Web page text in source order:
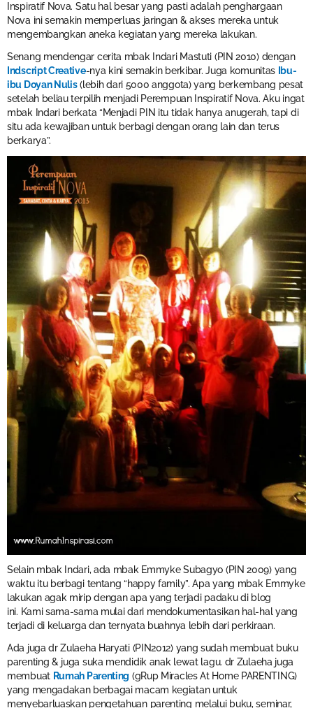
Inspiratif Nova. Satu hal besar yang pasti adalah penghargaan
Nova ini semakin memperluas jaringan & akses mereka untuk
mengembangkan aneka kegiatan yang mereka lakukan.
Senang mendengar cerita mbak Indari Mastuti (PIN 2010) dengan
Indscript Creative-nya kini semakin berkibar. Juga komunitas Ibu-
ibu Doyan Nulis(lebih dari 5000 anggota) yang berkembang pesat
setelah beliau terpilih menjadi Perempuan Inspiratif Nova. Aku ingat
mbak Indari berkata “Menjadi PIN itu tidak hanya anugerah, tapi di
situ ada kewajiban untuk berbagi dengan orang lain dan terus
berkarya”.
Selain mbak Indari, ada mbak Emmyke Subagyo (PIN 2009) yang
waktu itu berbagi tentang “happy family”. Apa yang mbak Emmyke
lakukan agak mirip dengan apa yang terjadi padaku di blog
ini. Kami sama-sama mulai dari mendokumentasikan hal-hal yang
terjadi di keluarga dan ternyata buahnya lebih dari perkiraan.
Ada juga dr Zulaeha Haryati (PIN2012) yang sudah membuat buku
parenting & juga suka mendidik anak lewat lagu. dr Zulaeha juga
membuat Rumah Parenting (gRup Miracles At Home PARENTING)
yang mengadakan berbagai macam kegiatan untuk
menyebarluaskan pengetahuan parenting melalui buku, seminar,